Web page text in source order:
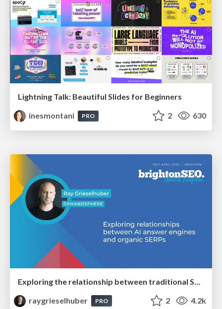
Lightning Talk: Beautiful Slides for Beginners
inesmontani
PRO 2 630
raygrieselhuber
PRO 2 4.2k